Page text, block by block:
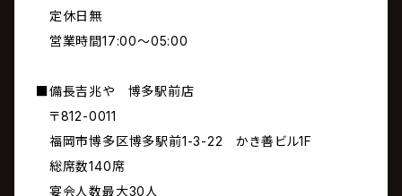
定休日無
営業時間17:00～05:00
■備長吉兆や 博多駅前店
〒812-0011
福岡市博多区博多駅前1-3-22 かき善ビル1F
総席数140席
宴会人数最大30人